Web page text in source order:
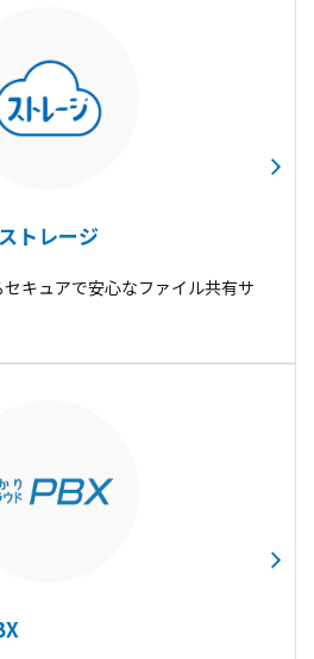
トレージ
キュアで安心なファイル共有サ